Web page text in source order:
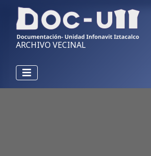
ARCHIVO VECINAL